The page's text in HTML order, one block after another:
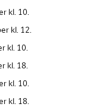
kl. 10.
kl. 12.
kl. 10.
kl. 18.
kl. 10.
kl. 18.